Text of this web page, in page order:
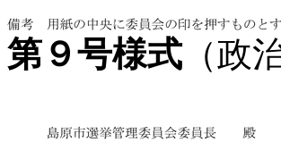
第９号様式（政